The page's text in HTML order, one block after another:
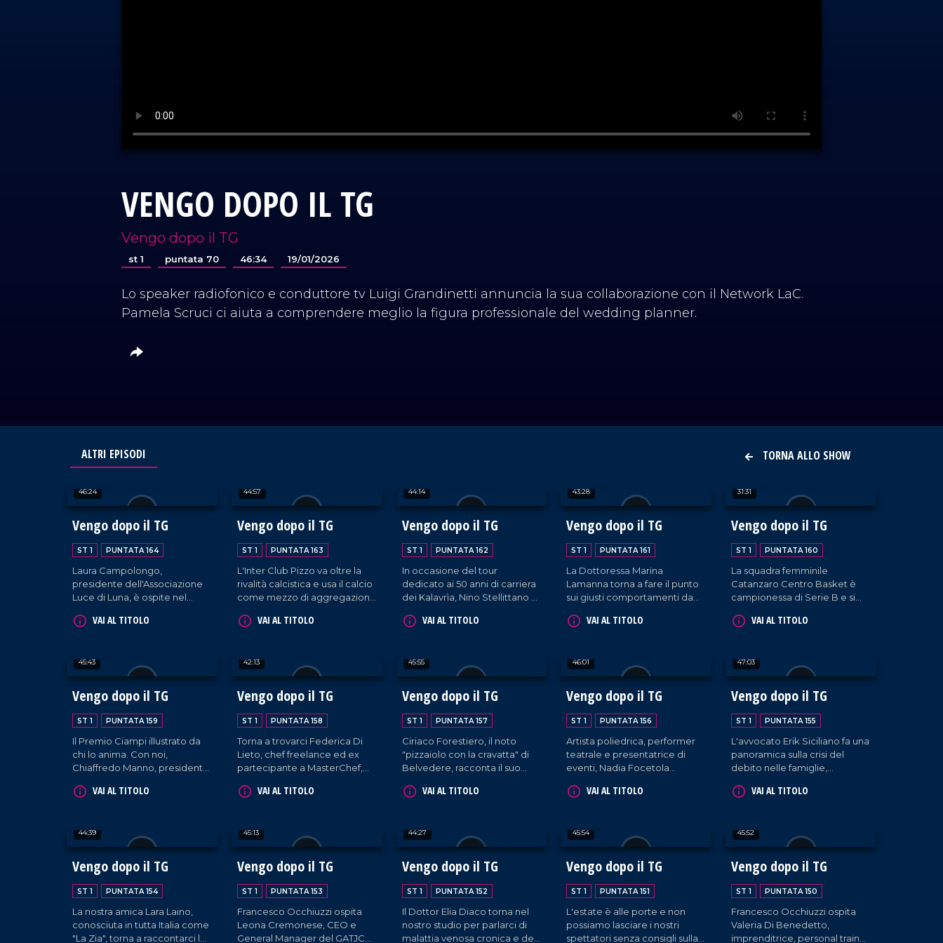
VENGO DOPO IL TG
Vengo dopo il TG
st 1 puntata 70 46:34 19/01/2026
Lo speaker radiofonico e conduttore tv Luigi Grandinetti annuncia la sua collaborazione con il Network LaC.
Pamela Scruci ci aiuta a comprendere meglio la figura professionale del wedding planner.
TORNA ALLO SHOW
ALTRI EPISODI
46:24
Vengo dopo il TG
ST 1 PUNTATA 164
Laura Campolongo,
presidente dell'Associazione
Luce di Luna, è ospite nel
l'impegno dell'associazione a
genetiche rare, tra cui il
progetto "Ospedali dipinti"
all'ospedale di Castrovillari. A
questo proposito, interviene
anche l'artista Silvio Irilli,
fondatore del progetto.
VAI AL TITOLO
44:57
Vengo dopo il TG
ST 1 PUNTATA 163
L'Inter Club Pizzo va oltre la
rivalità calcistica e usa il calcio
come mezzo di aggregazione
presidente Sebastiano Riga e
bambini.
VAI AL TITOLO
44:14
Vengo dopo il TG
ST 1 PUNTATA 162
In occasione del tour
dedicato ai 50 anni di carriera
dei Kalavrìa, Nino Stellittano e
raccontano nel nostro salotto
VAI AL TITOLO
43:28
Vengo dopo il TG
ST 1 PUNTATA 161
La Dottoressa Marina
Lamanna torna a fare il punto
sui giusti comportamenti da
costume. Ospite d'eccezione
estati italiane degli anni 2000
e precorritrice dell'onda
musicale latino-americana.
VAI AL TITOLO
31:31
Vengo dopo il TG
ST 1 PUNTATA 160
La squadra femminile
Catanzaro Centro Basket è
campionessa di Serie B e si
A2. In studio, il coach Danilo
Guilavogui, e l'ufficio stampa
Chiara Zanella.
VAI AL TITOLO
45:43
Vengo dopo il TG
ST 1 PUNTATA 159
Il Premio Ciampi illustrato da
chi lo anima. Con noi,
Chiaffredo Manno, presidente
del progetto, e l'interprete
dà utili informazioni sulla
pratica delle punture
dimagranti.
VAI AL TITOLO
42:13
Vengo dopo il TG
ST 1 PUNTATA 158
Torna a trovarci Federica Di
Lieto, chef freelance ed ex
partecipante a MasterChef,
ultime esperienze che la
tradizione culinaria calabrese
con quella di altre località del
mondo.
VAI AL TITOLO
45:55
Vengo dopo il TG
ST 1 PUNTATA 157
Ciriaco Forestiero, il noto
"pizzaiolo con la cravatta" di
Belvedere, racconta il suo
filosofia della sua cucina.
erudendoci sui bandi di terzo
settore.
VAI AL TITOLO
46:01
Vengo dopo il TG
ST 1 PUNTATA 156
Artista poliedrica, performer
teatrale e presentatrice di
eventi, Nadia Focetola
impegno legato alla comunità
VAI AL TITOLO
47:03
Vengo dopo il TG
ST 1 PUNTATA 155
L'avvocato Erik Siciliano fa una
panoramica sulla crisi del
debito nelle famiglie,
dando utili consigli su come
VAI AL TITOLO
44:39
Vengo dopo il TG
ST 1 PUNTATA 154
La nostra amica Lara Laino,
conosciuta in tutta Italia come
"La Zia", torna a raccontarci le
45:13
Vengo dopo il TG
ST 1 PUNTATA 153
Francesco Occhiuzzi ospita
Leona Cremonese, CEO e
General Manager del GATJC
44:27
Vengo dopo il TG
ST 1 PUNTATA 152
Il Dottor Elia Diaco torna nel
nostro studio per parlarci di
malattia venosa cronica e del
45:54
Vengo dopo il TG
ST 1 PUNTATA 151
L'estate è alle porte e non
possiamo lasciare i nostri
spettatori senza consigli sulla
45:52
Vengo dopo il TG
ST 1 PUNTATA 150
Francesco Occhiuzzi ospita
Valeria Di Benedetto,
imprenditrice, personal trainer